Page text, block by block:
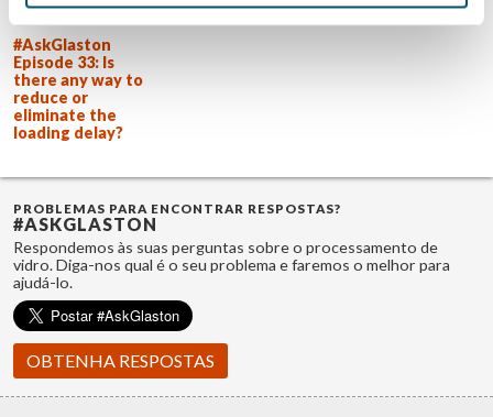
Related Posts:
#AskGlaston
Episode 33: Is
there any way to
reduce or
eliminate the
loading delay?
PROBLEMAS PARA ENCONTRAR RESPOSTAS?
#ASKGLASTON
Respondemos às suas perguntas sobre o processamento de
vidro. Diga-nos qual é o seu problema e faremos o melhor para
ajudá-lo.
OBTENHA RESPOSTAS